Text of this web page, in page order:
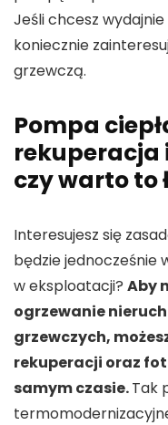
Jeśli chcesz
koniecznie
grzewczą.
Pompa
rekuperacja
czy warto to
Interesujesz się
będzie jednocześnie
w eksploatacji? Aby
ogrzewanie
grzewczych,
rekuperacji oraz
samym czasie.Tak